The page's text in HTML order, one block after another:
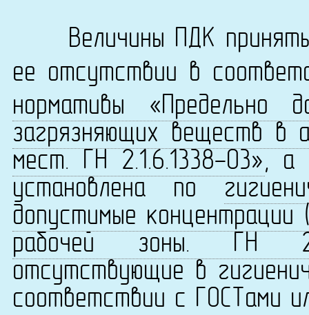
Величины ПДК
ее отсутствии в
нормативы «Предельно
загрязняющих веществ в
мест. ГН 2.1.6.1338-03», а
установлена по
допустимые
рабочей зоны. ГН
отсутствующие в
соответствии с ГОСТами